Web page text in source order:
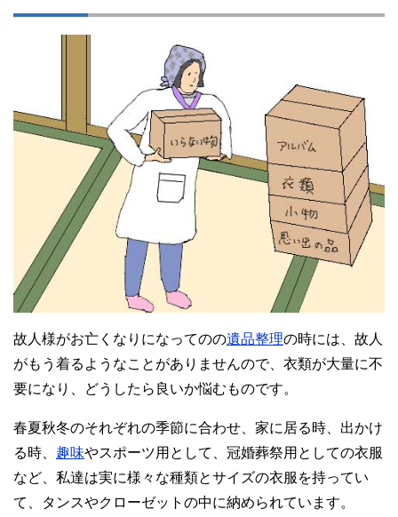
故人様がお亡くなりになってのの遺品整理の時には、故人
がもう着るようなことがありませんので、衣類が大量に不
要になり、どうしたら良いか悩むものです。
春夏秋冬のそれぞれの季節に合わせ、家に居る時、出かけ
る時、 趣味やスポーツ用として、冠婚葬祭用としての衣服
など、私達は実に様々な種類とサイズの衣服を持ってい
て、タンスやクローゼットの中に納められています。